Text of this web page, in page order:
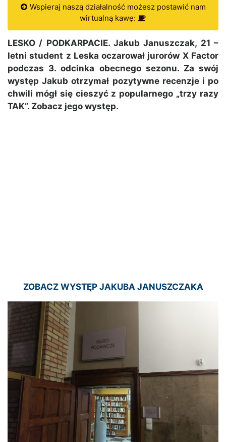
Wspieraj naszą działalność możesz postawić nam
wirtualną kawę:
LESKO / PODKARPACIE. Jakub Januszczak, 21 –
letni student z Leska oczarował jurorów X Factor
podczas 3. odcinka obecnego sezonu. Za swój
występ Jakub otrzymał pozytywne recenzje i po
chwili mógł się cieszyć z popularnego „trzy razy
TAK”. Zobacz jego występ.
ZOBACZ WYSTĘP JAKUBA JANUSZCZAKA